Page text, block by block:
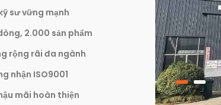
sư vững mạnh
2.000 sản phẩm
rộng rãi đa ngành
nhận ISO9001
mãi hoàn thiện